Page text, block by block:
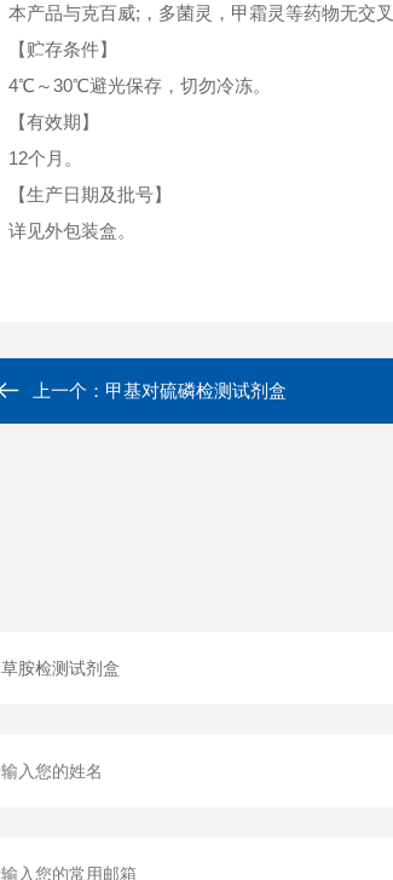
本产品与克百威;，多菌灵，甲霜灵等药物无交叉
【贮存条件】
4℃～30℃避光保存，切勿冷冻。
【有效期】
12个月。
【生产日期及批号】
详见外包装盒。
上一个： 甲基对硫磷检测试剂盒